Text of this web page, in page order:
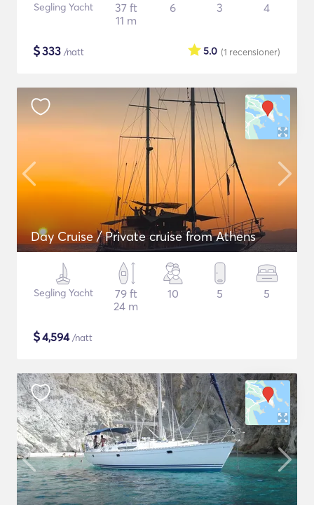
Segling Yacht
37 ft
11 m
6 3 4
$333 /natt (1 recensioner)
5.0
Day Cruise / Private cruise from Athens
Segling Yacht
79 ft
24 m
10 5 5
$4,594/natt